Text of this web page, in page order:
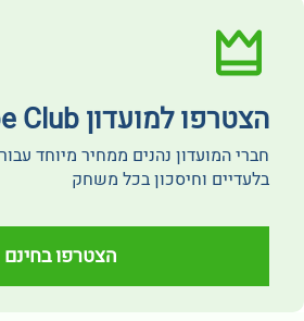
הצטרפו למועדון Escape Club
חברי המועדון נהנים ממחיר מיוחד
בלעדיים וחיסכון בכל משחק
הצטרפו בחינם